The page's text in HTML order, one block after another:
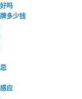
吗
多少钱
应